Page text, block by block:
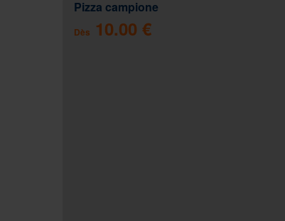
Pizza campione
Dès 10.00 €